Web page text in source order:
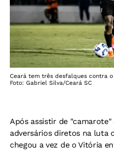
Ceará tem três desfalques contra
Foto: Gabriel Silva/Ceará SC
Após assistir de
adversários diretos na luta
chegou a vez de o Vitória